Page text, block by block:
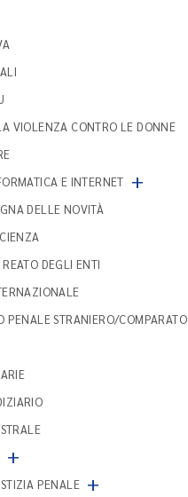
VIOLENZA CONTRO LE DONNE
E INTERNET +
DELLE NOVITÀ
DEGLI ENTI
PENALE STRANIERO/COMPARATO
+
PENALE +